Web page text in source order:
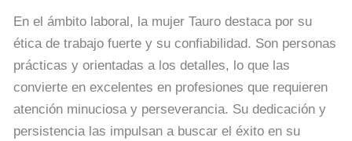
En el ámbito laboral, la mujer Tauro destaca por su
ética de trabajo fuerte y su confiabilidad. Son personas
prácticas y orientadas a los detalles, lo que las
convierte en excelentes en profesiones que requieren
atención minuciosa y perseverancia. Su dedicación y
persistencia las impulsan a buscar el éxito en su